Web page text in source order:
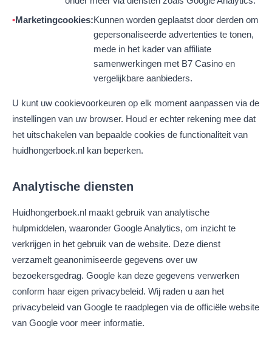
Marketingcookies:Kunnen worden geplaatst door derden om
gepersonaliseerde advertenties te tonen,
mede in het kader van affiliate
samenwerkingen met B7 Casino en
vergelijkbare aanbieders.
U kunt uw cookievoorkeuren op elk moment aanpassen via de
instellingen van uw browser. Houd er echter rekening mee dat
het uitschakelen van bepaalde cookies de functionaliteit van
huidhongerboek.nl kan beperken.
Analytische diensten
Huidhongerboek.nl maakt gebruik van analytische
hulpmiddelen, waaronder Google Analytics, om inzicht te
verkrijgen in het gebruik van de website. Deze dienst
verzamelt geanonimiseerde gegevens over uw
bezoekersgedrag. Google kan deze gegevens verwerken
conform haar eigen privacybeleid. Wij raden u aan het
privacybeleid van Google te raadplegen via de officiële website
van Google voor meer informatie.